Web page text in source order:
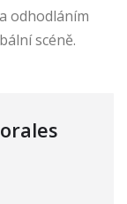
odhodláním
scéně.